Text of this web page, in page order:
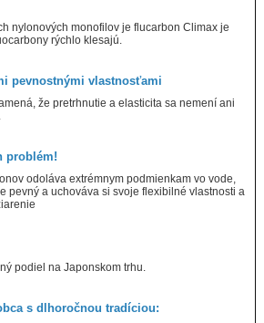
nylonových monofilov je flucarbon Climax je
rýchlo klesajú.
pevnostnými vlastnosťami
že pretrhnutie a elasticita sa nemení ani
problém!
odoláva extrémnym podmienkam vo vode,
pevný a uchováva si svoje flexibilné vlastnosti a
podiel na Japonskom trhu.
s dlhoročnou tradíciou: